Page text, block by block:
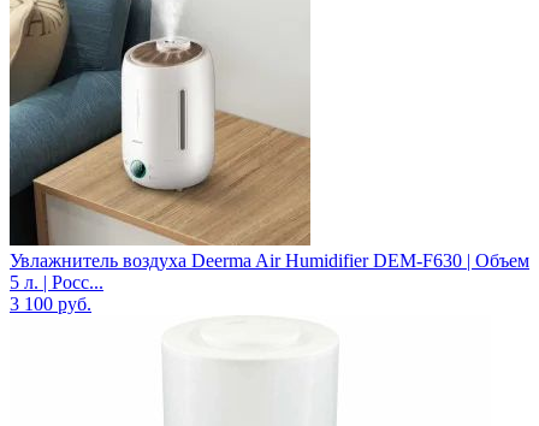
Увлажнитель воздуха Deerma Air Humidifier DEM-F630 | Объем
5 л. | Росс...
3 100 руб.